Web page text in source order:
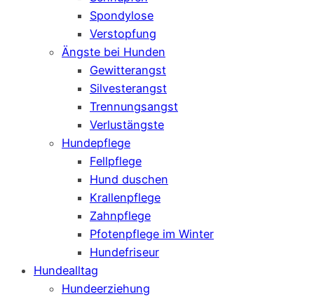
Spondylose
Verstopfung
Ängste bei Hunden
Gewitterangst
Silvesterangst
Trennungsangst
Verlustängste
Hundepflege
Fellpflege
Hund duschen
Krallenpflege
Zahnpflege
Pfotenpflege im Winter
Hundefriseur
Hundealltag
Hundeerziehung